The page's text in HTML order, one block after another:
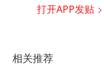
打开APP发贴
相关推荐